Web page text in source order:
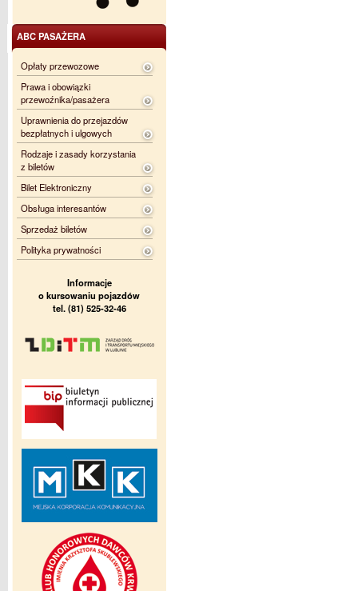
ABC PASAŻERA
Opłaty przewozowe
Prawa i obowiązki
przewoźnika/pasażera
Uprawnienia do przejazdów
bezpłatnych i ulgowych
Rodzaje i zasady korzystania
z biletów
Bilet Elektroniczny
Obsługa interesantów
Sprzedaż biletów
Polityka prywatności
Informacje
o kursowaniu pojazdów
tel. (81) 525-32-46